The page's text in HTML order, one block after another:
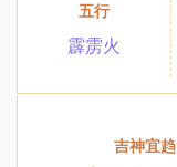
五行
霹雳火
吉神宜趋